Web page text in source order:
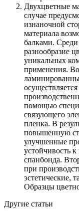
Двухцветные
случае
изнаночной
материала
балками.
разнообразие
уникальных
применения. Во
помощью
связующего
пленка. В
повышенную
улучшенные
устойчивость
спанбонда.
при
эстетические,
Образцы
Другие статьи